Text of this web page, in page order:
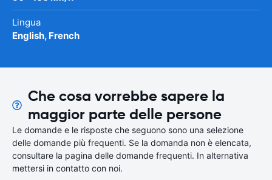
Lingua
English, French
Che cosa vorrebbe sapere la
maggior parte delle persone
Le domande e le risposte che seguono sono una selezione
delle domande più frequenti. Se la domanda non è elencata,
consultare la pagina delle domande frequenti. In alternativa
mettersi in contatto con noi.